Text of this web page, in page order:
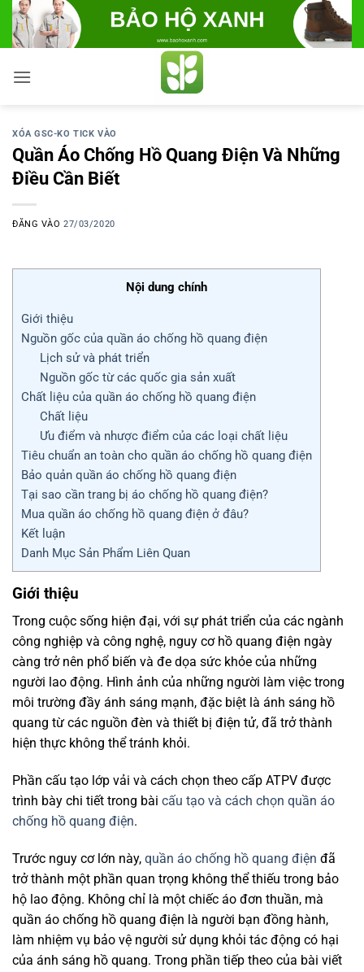
Bỏ
qua
nội
dung
XÓA GSC-KO TICK VÀO
Quần Áo Chống Hồ Quang Điện Và Những
Điều Cần Biết
ĐĂNG VÀO27/03/2020
Nội dung chính
Giới thiệu
Nguồn gốc của quần áo chống hồ quang điện
Lịch sử và phát triển
Nguồn gốc từ các quốc gia sản xuất
Chất liệu của quần áo chống hồ quang điện
Chất liệu
Ưu điểm và nhược điểm của các loại chất liệu
Tiêu chuẩn an toàn cho quần áo chống hồ quang điện
Bảo quản quần áo chống hồ quang điện
Tại sao cần trang bị áo chống hồ quang điện?
Mua quần áo chống hồ quang điện ở đâu?
Kết luận
Danh Mục Sản Phẩm Liên Quan
Giới thiệu
Trong cuộc sống hiện đại, với sự phát triển của các ngành
công nghiệp và công nghệ, nguy cơ hồ quang điện ngày
càng trở nên phổ biến và đe dọa sức khỏe của những
người lao động. Hình ảnh của những người làm việc trong
môi trường đầy ánh sáng mạnh, đặc biệt là ánh sáng hồ
quang từ các nguồn đèn và thiết bị điện tử, đã trở thành
hiện thực không thể tránh khỏi.
Phần cấu tạo lớp vải và cách chọn theo cấp ATPV được
trình bày chi tiết trong bài cấu tạo và cách chọn quần áo
chống hồ quang điện.
Trước nguy cơ lớn này, quần áo chống hồ quang điện đã
trở thành một phần quan trọng không thể thiếu trong bảo
hộ lao động. Không chỉ là một chiếc áo đơn thuần, mà
quần áo chống hồ quang điện là người bạn đồng hành,
làm nhiệm vụ bảo vệ người sử dụng khỏi tác động có hại
của ánh sáng hồ quang. Trong phần tiếp theo của bài viết